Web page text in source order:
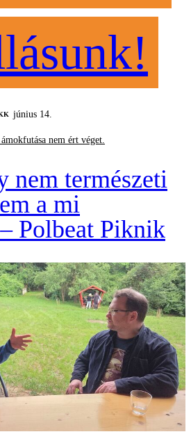
június 14.
nem ért véget.
nem természeti
a mi
Polbeat Piknik